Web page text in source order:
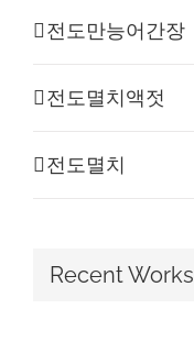
전도만능어간장
전도멸치액젓
전도멸치
Recent Works